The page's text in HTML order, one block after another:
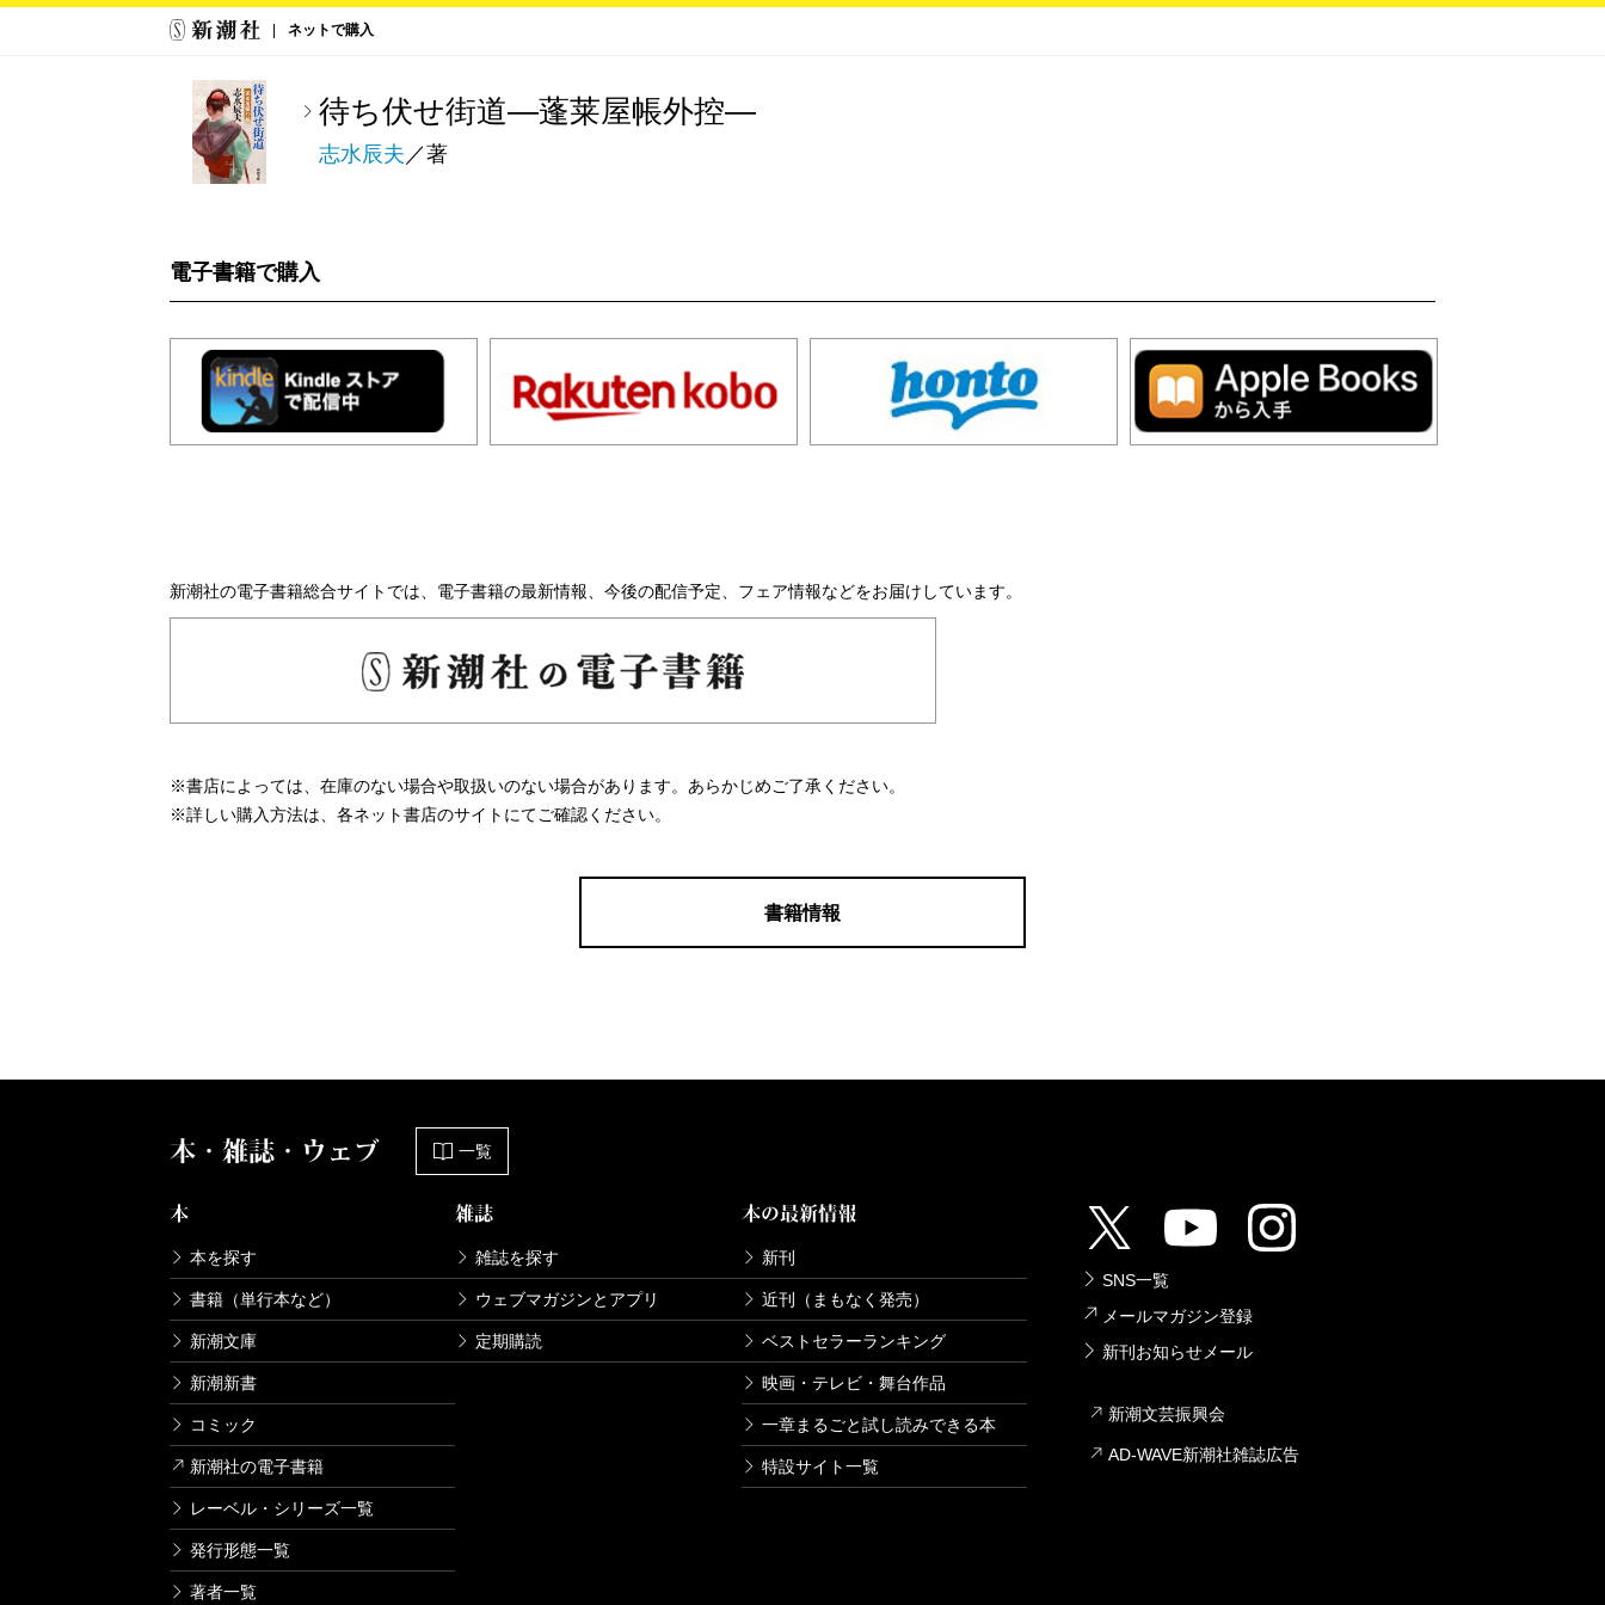
ネットで購入
待ち伏せ街道―蓬莱屋帳外控―
志水辰夫 ／著
電子書籍で購入
新潮社の電子書籍総合サイトでは、電子書籍の最新情報、今後の配信予定、フェア情報などをお届けしています。
※書店によっては、在庫のない場合や取扱いのない場合があります。あらかじめご了承ください。
※詳しい購入方法は、各ネット書店のサイトにてご確認ください。
書籍情報
本・雑誌・ウェブ 一覧
本
本を探す
書籍（単行本など）
新潮文庫
新潮新書
コミック
新潮社の電子書籍
レーベル・シリーズ一覧
発行形態一覧
著者一覧
雑誌
雑誌を探す
ウェブマガジンとアプリ
定期購読
本の最新情報
新刊
近刊（まもなく発売）
ベストセラーランキング
映画・テレビ・舞台作品
一章まるごと試し読みできる本
特設サイト一覧
SNS一覧
メールマガジン登録
新刊お知らせメール
新潮文芸振興会
AD-WAVE新潮社雑誌広告